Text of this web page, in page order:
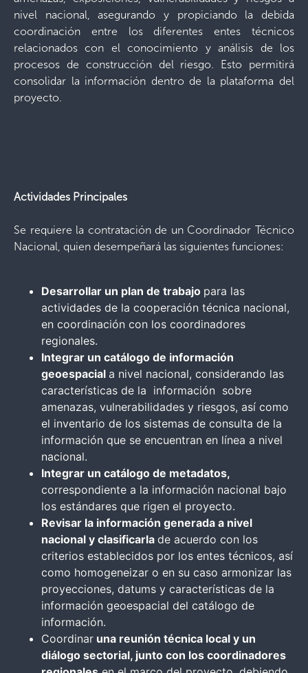
nivel nacional, asegurando y propiciando la debida
coordinación entre los diferentes entes técnicos
relacionados con el conocimiento y análisis de los
procesos de construcción del riesgo. Esto permitirá
consolidar la información dentro de la plataforma del
proyecto.
Actividades Principales
Se requiere la contratación de un Coordinador Técnico
Nacional, quien desempeñará las siguientes funciones:
Desarrollar un plan de trabajo para las
actividades de la cooperación técnica nacional,
en coordinación con los coordinadores
regionales.
Integrar un catálogo de información
geoespacial a nivel nacional, considerando las
características de la información sobre
amenazas, vulnerabilidades y riesgos, así como
el inventario de los sistemas de consulta de la
información que se encuentran en línea a nivel
nacional.
Integrar un catálogo de metadatos,
correspondiente a la información nacional bajo
los estándares que rigen el proyecto.
Revisar la información generada a nivel
nacional y clasificarla de acuerdo con los
criterios establecidos por los entes técnicos, así
como homogeneizar o en su caso armonizar las
proyecciones, datums y características de la
información geoespacial del catálogo de
información.
Coordinar una reunión técnica local y un
diálogo sectorial, junto con los coordinadores